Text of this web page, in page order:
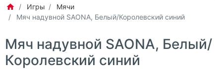
Игры
Мячи
Мяч надувной SAONA, Белый/Королевский синий
Мяч надувной SAONA, Белый/
Королевский синий